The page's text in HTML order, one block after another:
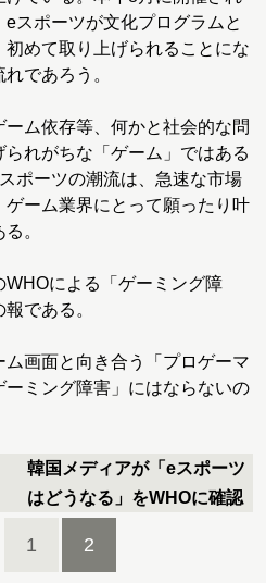
eスポーツが文化プログラムと
初めて取り上げられることにな
であろう。
ム依存等、何かと社会的な問
られがちな「ゲーム」ではある
ポーツの潮流は、急速な市場
ゲーム業界にとって願ったり叶
。
による「ゲーミング障
である。
画面と向き合う「プロゲーマ
ーミング障害」にはならないの
韓国メディアが「eスポーツ
はどうなる」をWHOに確認
1 2